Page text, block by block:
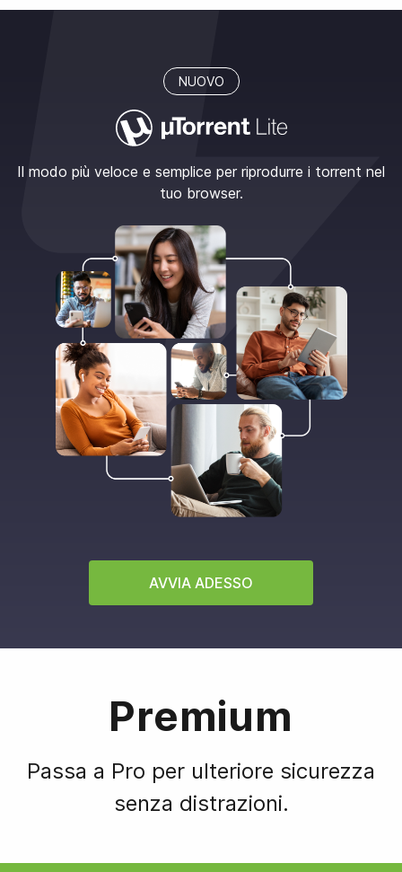
NUOVO
Il modo più veloce e semplice per riprodurre i torrent nel
tuo browser.
AVVIA ADESSO
Premium
Passa a Pro per ulteriore sicurezza
senza distrazioni.